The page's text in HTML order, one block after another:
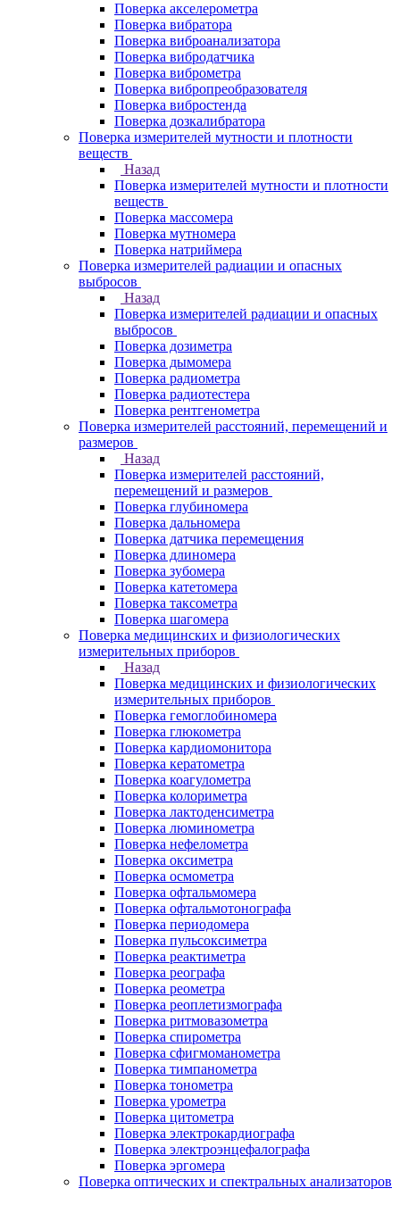
Поверка акселерометра
Поверка вибратора
Поверка виброанализатора
Поверка вибродатчика
Поверка виброметра
Поверка вибропреобразователя
Поверка вибростенда
Поверка дозкалибратора
Поверка измерителей мутности и плотности
веществ
Назад
Поверка измерителей мутности и плотности
веществ
Поверка массомера
Поверка мутномера
Поверка натриймера
Поверка измерителей радиации и опасных
выбросов
Назад
Поверка измерителей радиации и опасных
выбросов
Поверка дозиметра
Поверка дымомера
Поверка радиометра
Поверка радиотестера
Поверка рентгенометра
Поверка измерителей расстояний, перемещений и
размеров
Назад
Поверка измерителей расстояний,
перемещений и размеров
Поверка глубиномера
Поверка дальномера
Поверка датчика перемещения
Поверка длиномера
Поверка зубомера
Поверка катетомера
Поверка таксометра
Поверка шагомера
Поверка медицинских и физиологических
измерительных приборов
Назад
Поверка медицинских и физиологических
измерительных приборов
Поверка гемоглобиномера
Поверка глюкометра
Поверка кардиомонитора
Поверка кератометра
Поверка коагулометра
Поверка колориметра
Поверка лактоденсиметра
Поверка люминометра
Поверка нефелометра
Поверка оксиметра
Поверка осмометра
Поверка офтальмомера
Поверка офтальмотонографа
Поверка периодомера
Поверка пульсоксиметра
Поверка реактиметра
Поверка реографа
Поверка реометра
Поверка реоплетизмографа
Поверка ритмовазометра
Поверка спирометра
Поверка сфигмоманометра
Поверка тимпанометра
Поверка тонометра
Поверка урометра
Поверка цитометра
Поверка электрокардиографа
Поверка электроэнцефалографа
Поверка эргомера
Поверка оптических и спектральных анализаторов